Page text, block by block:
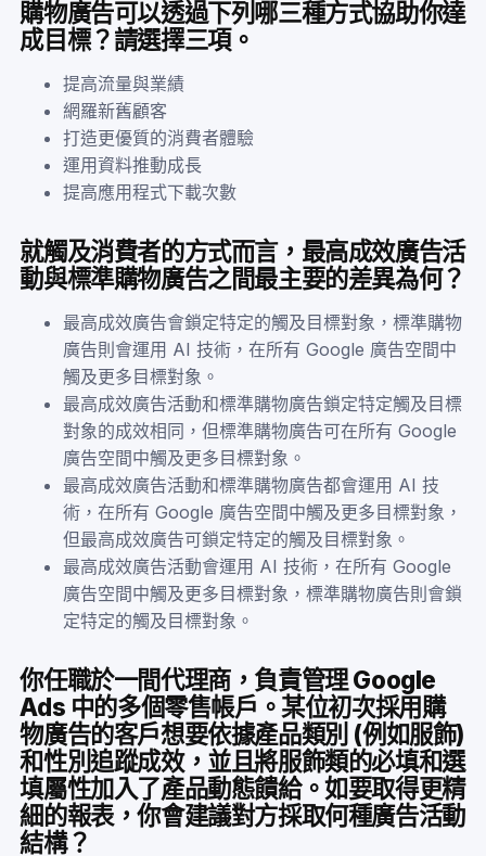
購物廣告可以透過下列哪三種方式協助你達
成目標？請選擇三項。
提高流量與業績
網羅新舊顧客
打造更優質的消費者體驗
運用資料推動成長
提高應用程式下載次數
就觸及消費者的方式而言，最高成效廣告活
動與標準購物廣告之間最主要的差異為何？
最高成效廣告會鎖定特定的觸及目標對象，標準購物
廣告則會運用 AI 技術，在所有 Google 廣告空間中
觸及更多目標對象。
最高成效廣告活動和標準購物廣告鎖定特定觸及目標
對象的成效相同，但標準購物廣告可在所有 Google
廣告空間中觸及更多目標對象。
最高成效廣告活動和標準購物廣告都會運用 AI 技
術，在所有 Google 廣告空間中觸及更多目標對象，
但最高成效廣告可鎖定特定的觸及目標對象。
最高成效廣告活動會運用 AI 技術，在所有 Google
廣告空間中觸及更多目標對象，標準購物廣告則會鎖
定特定的觸及目標對象。
你任職於一間代理商，負責管理 Google
Ads 中的多個零售帳戶。某位初次採用購
物廣告的客戶想要依據產品類別 (例如服飾)
和性別追蹤成效，並且將服飾類的必填和選
填屬性加入了產品動態饋給。如要取得更精
細的報表，你會建議對方採取何種廣告活動
結構？